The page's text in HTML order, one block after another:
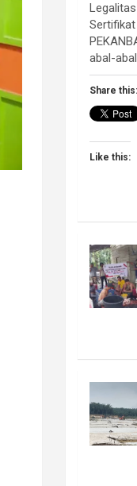
Sertifikat
abal-
Share this:
Like this: